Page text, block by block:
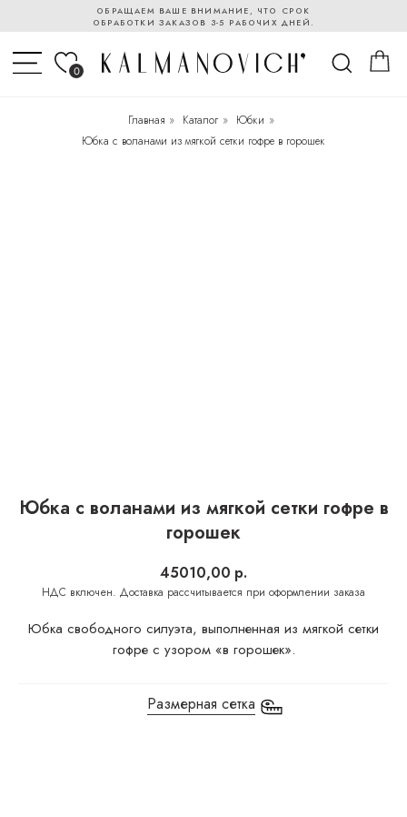
ОБРАЩАЕМ ВАШЕ ВНИМАНИЕ, ЧТО СРОК
ОБРАБОТКИ ЗАКАЗОВ 3-5 РАБОЧИХ ДНЕЙ.
0
Главная » Каталог » Юбки »
Юбка с воланами из мягкой сетки гофре в горошек
Юбка с воланами из мягкой сетки гофре в
горошек
45010,00 р.
Юбка свободного силуэта, выполненная из мягкой сетки
гофре с узором «в горошек».
Размерная сетка